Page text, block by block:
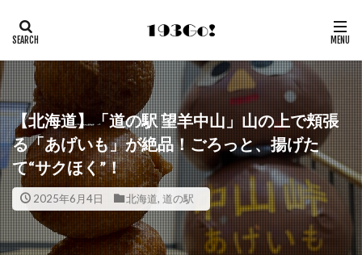
【北海道】「道の駅 望羊中山」山の上で頬張
る「あげいも」が絶品！ごろっと、揚げた
て“サクほく”！
2025年6月4日 北海道, 道の駅